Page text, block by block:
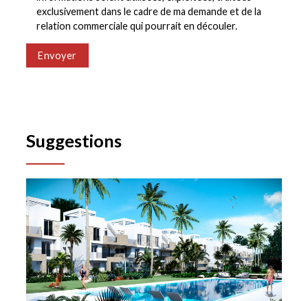
exclusivement dans le cadre de ma demande et de la
relation commerciale qui pourrait en découler.
Envoyer
Suggestions